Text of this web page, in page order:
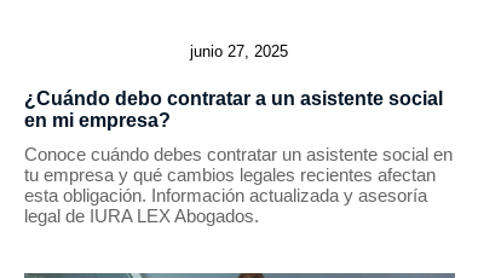
junio 27, 2025
¿Cuándo debo contratar a un asistente social
en mi empresa?
Conoce cuándo debes contratar un asistente social en
tu empresa y qué cambios legales recientes afectan
esta obligación. Información actualizada y asesoría
legal de IURA LEX Abogados.